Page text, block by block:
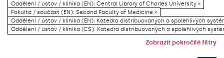
Oddělení / ústav / klinika (EN): Central Library of Charles University ×
Fakulta / součást (EN): Second Faculty of Medicine ×
Oddělení / ústav / klinika (EN): Katedra distribuovaných a spolehlivých
Oddělení / ústav / klinika (CS): Katedra distribuovaných a spolehlivých
Zobrazit pokročilé filtry